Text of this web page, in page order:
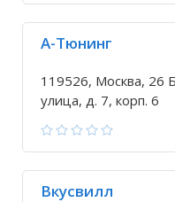
А-Тюнинг
119526, Москва, 26
улица, д. 7, корп. 6
Вкусвилл